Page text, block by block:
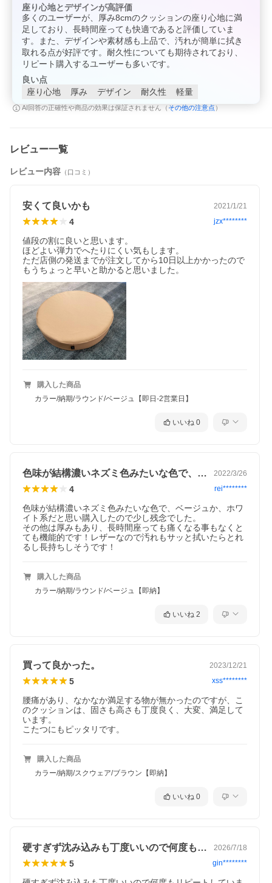
座り心地とデザインが高評価
多くのユーザーが、厚み8cmのクッションの座り心地に満
足しており、長時間座っても快適であると評価していま
す。また、デザインや素材感も上品で、汚れが簡単に拭き
取れる点が好評です。耐久性についても期待されており、
リピート購入するユーザーも多いです。
良い点
座り心地
厚み デザイン 耐久性 軽量
AI回答の正確性や商品の効果は保証されません（ その他の注意点 ）
レビュー一覧
レビュー内容 （口コミ）
安くて良いかも 2021/1/21
4 jzx********
値段の割に良いと思います。
ほどよい弾力でへたりにくい気もします。
ただ店側の発送までが注文してから10日以上かかったので
もうちょっと早いと助かると思いました。
購入した商品
カラー/納期/ラウンド/ベージュ【即日-2営業日】
いいね 0
色味が結構濃いネズミ色みたいな色で、ベ… 2022/3/26
4 rei********
色味が結構濃いネズミ色みたいな色で、ベージュか、ホワ
イト系だと思い購入したので少し残念でした。
その他は厚みもあり、長時間座っても痛くなる事もなくと
ても機能的です！レザーなので汚れもサッと拭いたらとれ
るし長持ちしそうです！
購入した商品
カラー/納期/ラウンド/ベージュ【即納】
いいね 2
買って良かった。 2023/12/21
5 xss********
腰痛があり、なかなか満足する物が無かったのですが、こ
のクッションは、固さも高さも丁度良く、大変、満足して
います。
購入した商品
カラー/納期/スクウェア/ブラウン【即納】
いいね 0
硬すぎず沈み込みも丁度いいので何度もリ… 2026/7/18
5 gin********